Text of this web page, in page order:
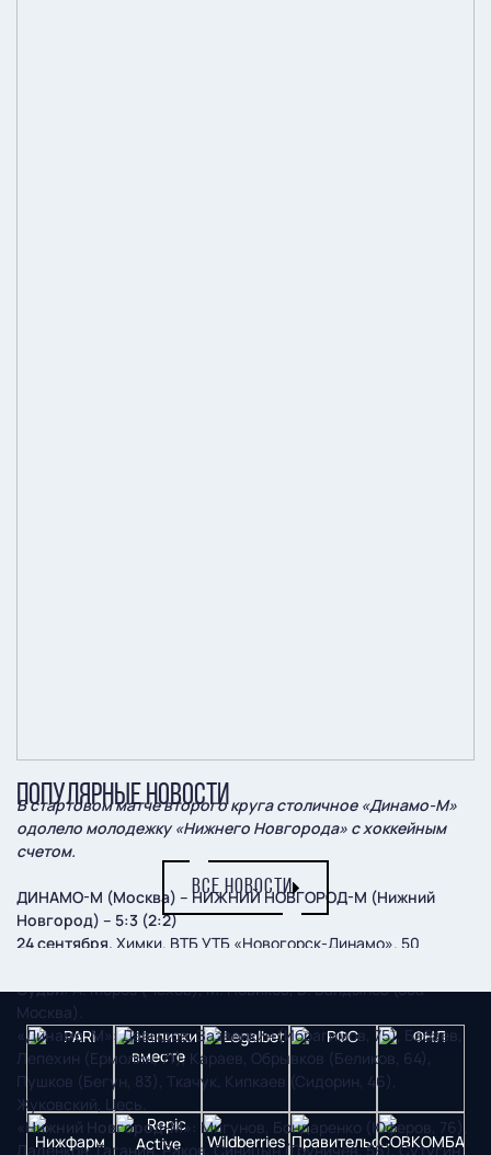
В стартовом матче второго круга столичное «Динамо-М»
одолело молодежку «Нижнего Новгорода» с хоккейным
счетом.
ДИНАМО-М (Москва) – НИЖНИЙ НОВГОРОД-М (Нижний
Новгород) – 5:3 (2:2)
24 сентября. Химки. ВТБ УТБ «Новогорск-Динамо». 50
Судьи:А. Мороз (Чехов), М. Новиков, В. Балдынов (оба –
Москва).
«Динамо-М»:Давыдов, Зазвонкин (Ибрагимов, 75), Бабаев,
Лепехин (Ермолин, 71), Караев, Обрывков (Беликов, 64),
Пушков (Бегун, 83), Ткачук, Кипкаев (Сидорин, 46),
Жуковский, Цесь.
«Нижний Новгород-М»: Мигунов, Бондаренко (Юферов, 76),
Ладенков, Гаганин, Раков, Синицын (Груничев, 56), Сутугин
ПОПУЛЯРНЫЕ НОВОСТИ
ВСЕ НОВОСТИ